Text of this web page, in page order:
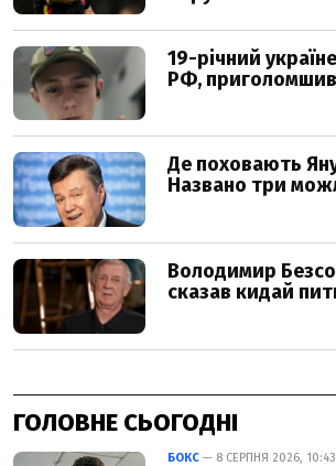
ГОЛОВНЕ СЬОГОДНІ
БОКС — 8 СЕРПНЯ 2026, 10:43